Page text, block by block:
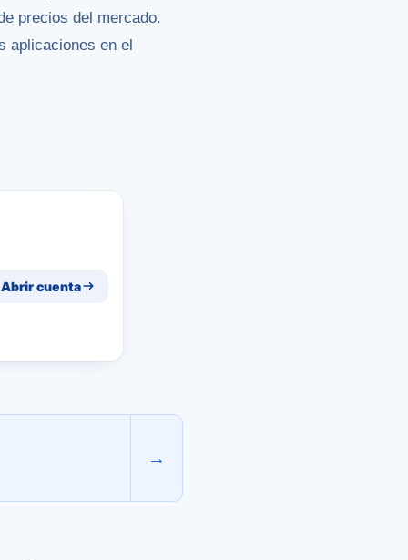
precios del mercado.
aplicaciones en el
Abrir cuenta
→